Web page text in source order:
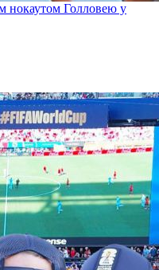
нокаутом Голловею у